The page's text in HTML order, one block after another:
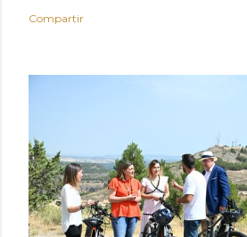
Compartir